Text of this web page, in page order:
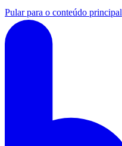
Pular para o conteúdo principal